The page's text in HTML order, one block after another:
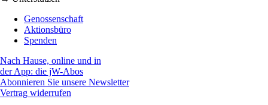
Genossenschaft
Aktionsbüro
Spenden
Nach Hause, online und in
der App: die jW-Abos
Abonnieren Sie unsere Newsletter
Vertrag widerrufen